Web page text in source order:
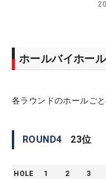
ホールバイホール
各ラウンドのホールご
ROUND4 23位
HOLE 1 2 3